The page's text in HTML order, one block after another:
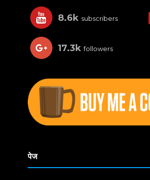
8.6k subscribers
17.3k followers
पेज